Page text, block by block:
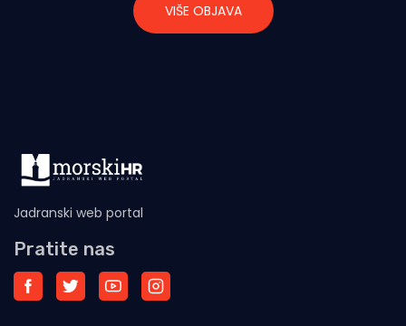
VIŠE OBJAVA
Jadranski web portal
Pratite nas